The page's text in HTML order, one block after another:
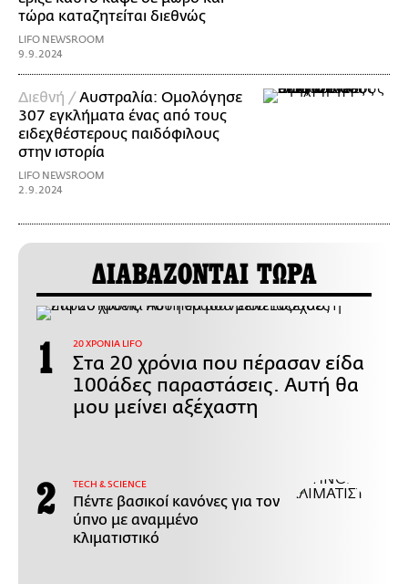
τώρα καταζητείται διεθνώς
LIFO NEWSROOM
9.9.2024
Διεθνή / Αυστραλία: Ομολόγησε
307 εγκλήματα ένας από τους
ειδεχθέστερους παιδόφιλους
στην ιστορία
LIFO NEWSROOM
2.9.2024
ΔΙΑΒΑΖΟΝΤΑΙ ΤΩΡΑ
20 ΧΡΟΝΙΑ LIFO
Στα 20 χρόνια που πέρασαν είδα
100άδες παραστάσεις. Αυτή θα
μου μείνει αξέχαστη
ΤECH & SCIENCE
Πέντε βασικοί κανόνες για τον
ύπνο με αναμμένο
κλιματιστικό